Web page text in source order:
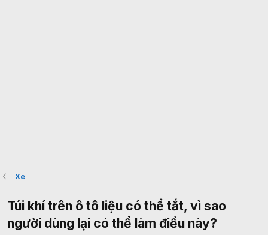
Xe
Túi khí trên ô tô liệu có thể tắt, vì sao
người dùng lại có thể làm điều này?